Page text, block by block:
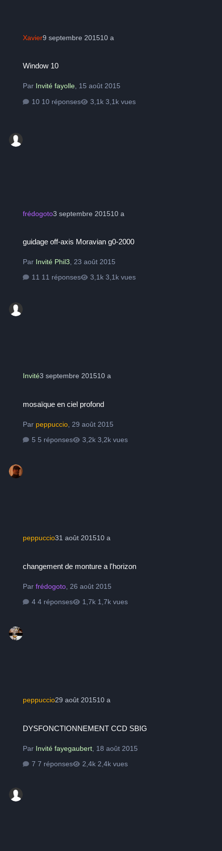
Xavier9 septembre 201510 a
Window 10
Par Invité fayolle 15 août 2015
10 réponses
3,1k vues
frédogoto3 septembre 201510 a
guidage off-axis Moravian g0-2000
Par Invité Phil3
23 août 2015
11 réponses
3,1k vues
Invité3 septembre 201510 a
mosaïque en ciel profond
Par peppuccio 29 août 2015
5 réponses
3,2k vues
peppuccio31 août 201510 a
changement de monture a l'horizon
Parfrédogoto 26 août 2015
4 réponses
1,7k vues
peppuccio29 août 201510 a
DYSFONCTIONNEMENT CCD SBIG
Par Invité fayegaubert 18 août 2015
7 réponses
2,4k vues